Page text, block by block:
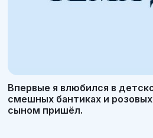
Впервые я влюбился в
смешных бантиках и розовых
сыном пришёл.